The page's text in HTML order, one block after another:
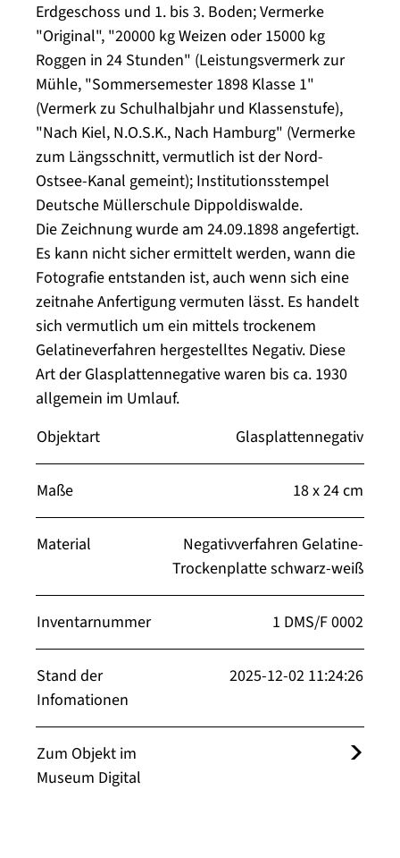
Erdgeschoss und 1. bis 3. Boden; Vermerke
"Original", "20000 kg Weizen oder 15000 kg
Roggen in 24 Stunden" (Leistungsvermerk zur
Mühle, "Sommersemester 1898 Klasse 1"
(Vermerk zu Schulhalbjahr und Klassenstufe),
"Nach Kiel, N.O.S.K., Nach Hamburg" (Vermerke
zum Längsschnitt, vermutlich ist der Nord-
Ostsee-Kanal gemeint); Institutionsstempel
Deutsche Müllerschule Dippoldiswalde.
Die Zeichnung wurde am 24.09.1898 angefertigt.
Es kann nicht sicher ermittelt werden, wann die
Fotografie entstanden ist, auch wenn sich eine
zeitnahe Anfertigung vermuten lässt. Es handelt
sich vermutlich um ein mittels trockenem
Gelatineverfahren hergestelltes Negativ. Diese
Art der Glasplattennegative waren bis ca. 1930
allgemein im Umlauf.
Objektart
Glasplattennegativ
Maße 18 x 24 cm
Material
Negativverfahren Gelatine-
Trockenplatte schwarz-weiß
Inventarnummer 1 DMS/F 0002
Stand der
Infomationen
2025-12-02 11:24:26
Zum Objekt im
Museum Digital